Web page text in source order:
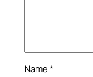
Name *